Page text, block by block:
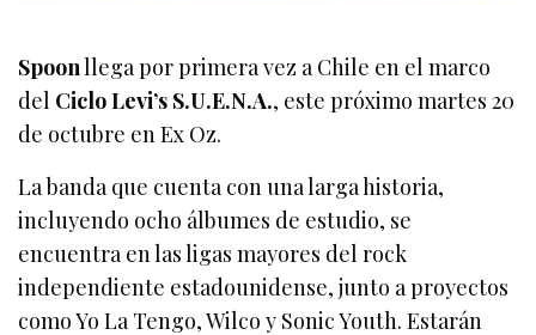
Spoonllega por primera vez a Chile en el marco
del Ciclo Levi’s S.U.E.N.A., este próximo martes 20
de octubre en Ex Oz.
La banda que cuenta con una larga historia,
incluyendo ocho álbumes de estudio, se
encuentra en las ligas mayores del rock
independiente estadounidense, junto a proyectos
como Yo La Tengo, Wilco y Sonic Youth. Estarán